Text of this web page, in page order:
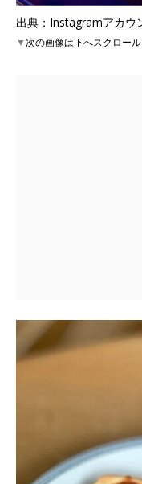
出典：Instagramアカウ
▼次の画像は下へスクロー